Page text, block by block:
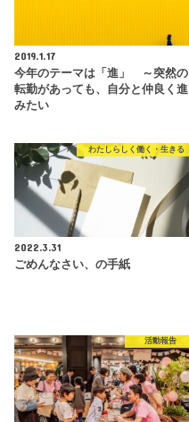
2019.1.17
今年のテーマは「進」 ～突然の
転勤があっても、自分と仲良く進
みたい
わたしらしく働く・生きる
2022.3.31
ごめんなさい、の手紙
活動報告